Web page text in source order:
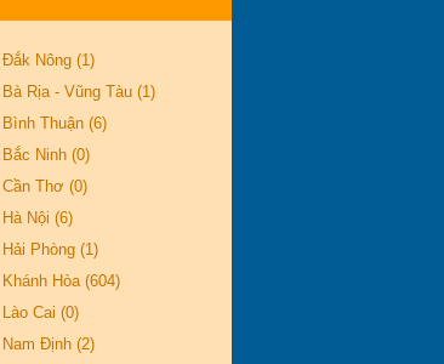
Nông (1)
Rịa - Vũng Tàu (1)
Thuận (6)
Ninh (0)
Thơ (0)
Nội (6)
Phòng (1)
Hòa (604)
Cai (0)
Định (2)